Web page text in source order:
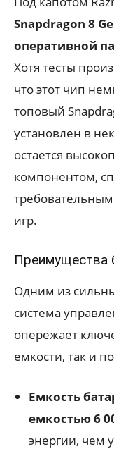
Snapdragon 8
оперативной
Хотя тесты
что этот чип
топовый
установлен в
остается
компонентом,
игр.
Преимущества
Одним из
система
опережает
емкости, так и
Емкость
емкостью 6
энергии, чем